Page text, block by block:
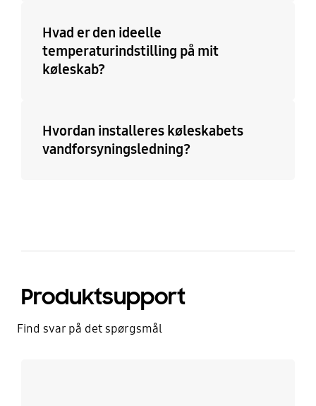
Hvad er den ideelle
temperaturindstilling på mit
køleskab?
Hvordan installeres køleskabets
vandforsyningsledning?
Produktsupport
Find svar på det spørgsmål